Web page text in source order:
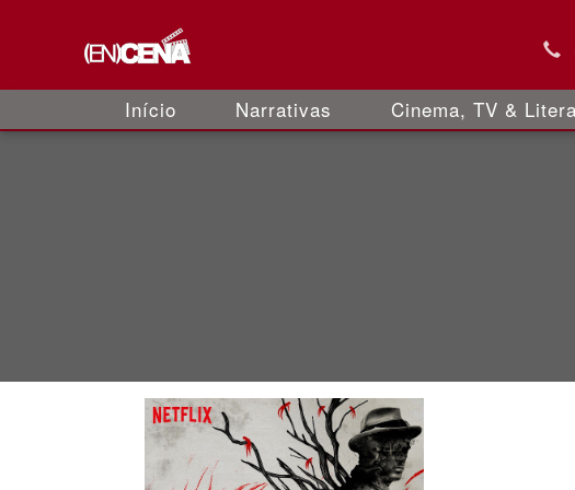
Início Narrativas Cinema, TV &